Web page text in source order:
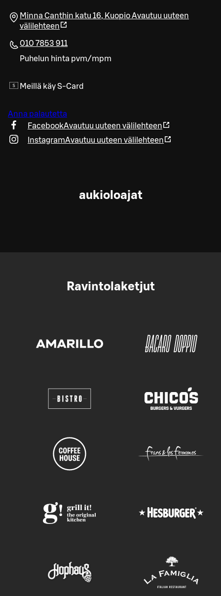
Minna Canthin katu 16, KuopioAvautuu uuteen
välilehteen
010 7853 911
Puhelun hinta pvm/mpm
Meillä käy S-Card
Anna palautetta
FacebookAvautuu uuteen välilehteen
InstagramAvautuu uuteen välilehteen
aukioloajat
Ravintolaketjut